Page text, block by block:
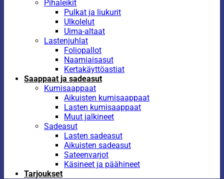
Pihaleikit
Pulkat ja liukurit
Ulkolelut
Uima-altaat
Lastenjuhlat
Foliopallot
Naamiaisasut
Kertakäyttöastiat
Saappaat ja sadeasut
Kumisaappaat
Aikuisten kumisaappaat
Lasten kumisaappaat
Muut jalkineet
Sadeasut
Lasten sadeasut
Aikuisten sadeasut
Sateenvarjot
Käsineet ja päähineet
Tarjoukset